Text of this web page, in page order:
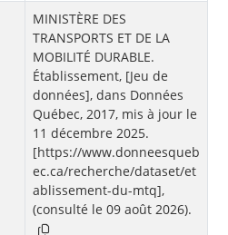
MINISTÈRE DES
TRANSPORTS ET DE LA
MOBILITÉ DURABLE.
Établissement, [Jeu de
données], dans Données
Québec, 2017, mis à jour le
11 décembre 2025.
[https://www.donneesqueb
ec.ca/recherche/dataset/et
ablissement-du-mtq],
(consulté le 09 août 2026).